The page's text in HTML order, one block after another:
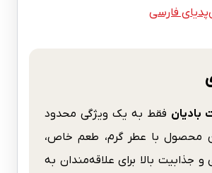
فارسی
فقط به یک ویژگی محدود
محصول با عطر گرم، طعم خاص،
و جذابیت بالا برای علاقه‌مندان به